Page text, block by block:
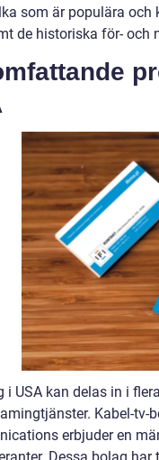
som är populära och
de historiska för- och
i USA kan delas in i
Kabel-tv-
erbjuder en